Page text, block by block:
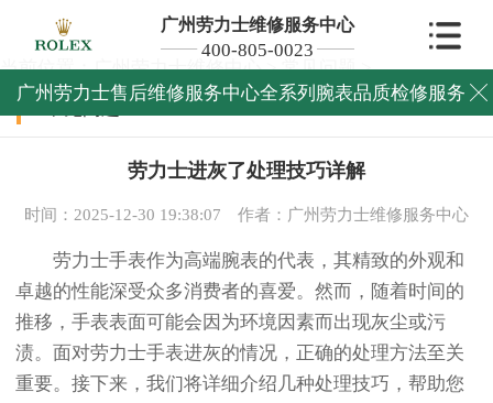
广州劳力士维修服务中心
400-805-0023
广州劳力士售后维修服务中心全系列腕表品质检修服务 
当前位置：广州劳力士维修中心>常见问题>
常见问题
劳力士进灰了处理技巧详解
时间：2025-12-30 19:38:07 作者：广州劳力士维修服务中心
劳力士手表作为高端腕表的代表，其精致的外观和
卓越的性能深受众多消费者的喜爱。然而，随着时间的
推移，手表表面可能会因为环境因素而出现灰尘或污
渍。面对劳力士手表进灰的情况，正确的处理方法至关
重要。接下来，我们将详细介绍几种处理技巧，帮助您